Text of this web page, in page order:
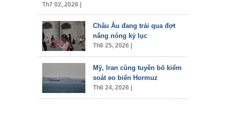
Th7 02, 2026 |
Châu Âu đang trải qua đợt
nắng nóng kỷ lục
Th6 25, 2026 |
Mỹ, Iran cùng tuyên bố kiểm
soát eo biển Hormuz
Th6 24, 2026 |